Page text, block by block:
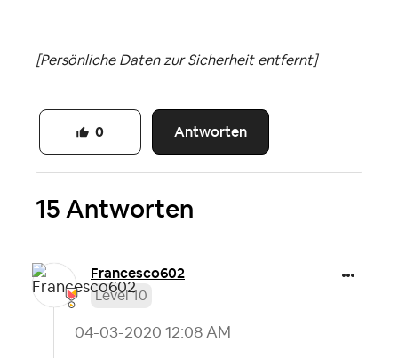
[Persönliche Daten zur Sicherheit entfernt]
Antworten
0
15 Antworten
Francesco602
Level 10
‎04-03-2020 12:08 AM